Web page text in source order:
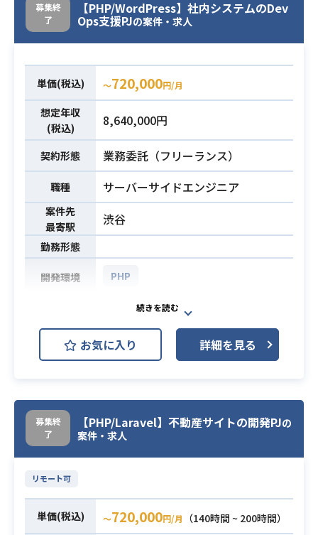
設計・開発
・バックエンドシステムの改善や機
能追加
ム設計・開発 等
必須スキル
・PHPでの開発経験3年～
・サーバーサイドの設計・開発経験
募集終
了
【PHP/WordPress】社内システムのDev
Ops支援PJの案件・求人
単価(税込) 〜720,000円/月
想定年収
(税込)
8,640,000円
契約形態 業務委託（フリーランス）
職種 サーバーサイドエンジニア
案件先
最寄駅
渋谷
勤務形態
開発環境 PHP
業務内容
社内システムのDevOps支援PJにサ
ーバーサイドエンジニアとして携わ
っていただきます。
【案件詳細】
運用や開発プロセスの改善
・コーポレートサイト、社外向けコ
ンテンツサイトの開発/運用
・AWS, GCPなどのクラウドサービス
・セキュリティ対策、ポリシー策定/
お気に入り 詳細を見る
募集終
了
【PHP/Laravel】不動産サイトの開発PJの
案件・求人
リモート可
単価(税込) 〜720,000円/月
（140時間 ~ 200時間）